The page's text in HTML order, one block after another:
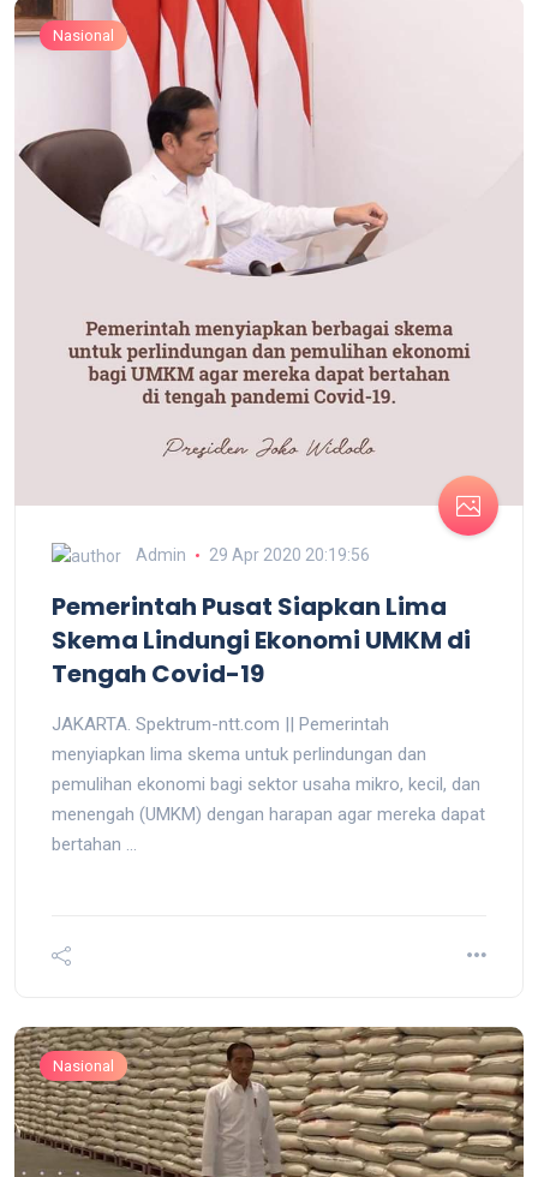
Nasional
Admin 29 Apr 2020 20:19:56
Pemerintah Pusat Siapkan Lima
Skema Lindungi Ekonomi UMKM di
Tengah Covid-19
JAKARTA. Spektrum-ntt.com || Pemerintah
menyiapkan lima skema untuk perlindungan dan
pemulihan ekonomi bagi sektor usaha mikro, kecil, dan
menengah (UMKM) dengan harapan agar mereka dapat
bertahan ...
Nasional